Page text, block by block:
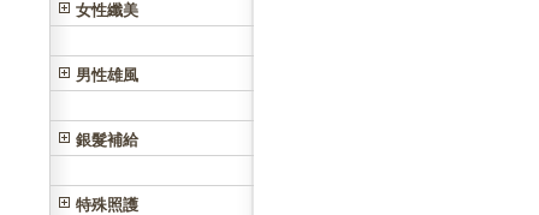
女性纖美
男性雄風
銀髮補給
特殊照護